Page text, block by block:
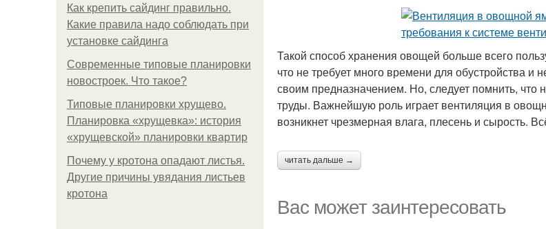
Как крепить сайдинг правильно.
Какие правила надо соблюдать при
установке сайдинга
Современные типовые планировки
новостроек. Что такое?
Типовые планировки хрущево.
Планировка «хрущевка»: история
«хрущевской» планировки квартир
Почему у кротона опадают листья.
Другие причины увядания листьев
кротона
Такой способ хранения овощей больше всего
что не требует много времени для обустройства и
своим предназначением. Но, следует помнить,
труды. Важнейшую роль играет вентиляция в
возникнет чрезмерная влага, плесень и сырость.
читать дальше →
Вас может заинтересовать